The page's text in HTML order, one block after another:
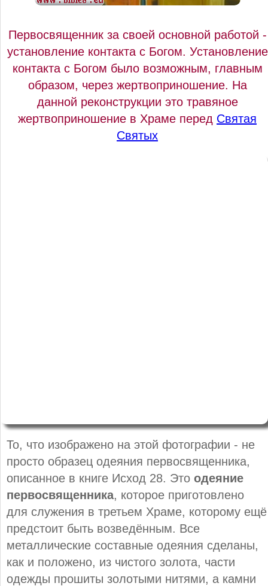
Первосвященник за своей основной работой -
установление контакта с Богом. Установление
контакта с Богом было возможным, главным
образом, через жертвоприношение. На
данной реконструкции это травяное
жертвоприношение в Храме перед Святая
Святых
То, что изображено на этой фотографии - не
просто образец одеяния первосвященника,
описанное в книге Исход 28. Это одеяние
первосвященника, которое приготовлено
для служения в третьем Храме, которому ещё
предстоит быть возведённым. Все
металлические составные одеяния сделаны,
как и положено, из чистого золота, части
одежды прошиты золотыми нитями, а камни